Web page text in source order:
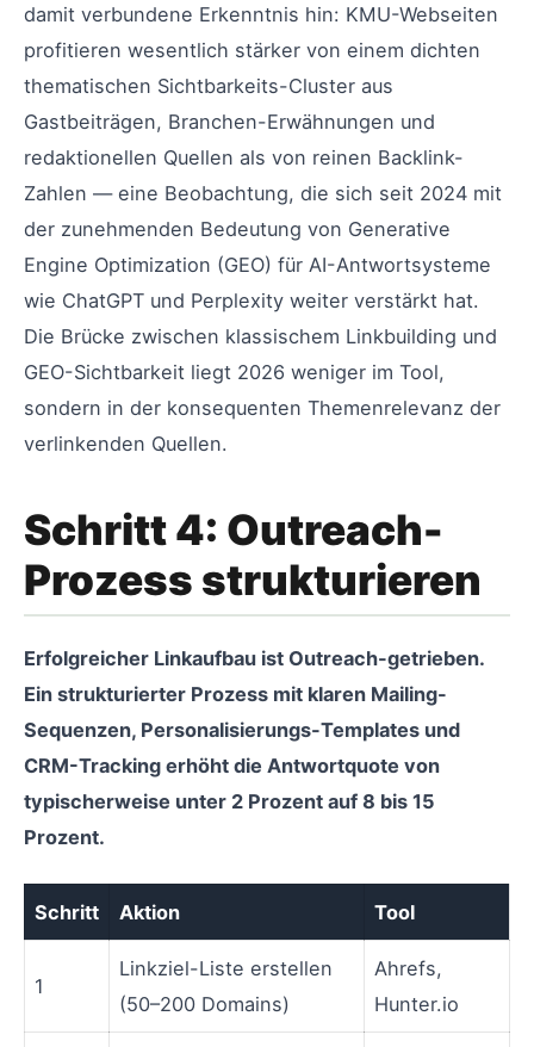
damit verbundene Erkenntnis hin: KMU-Webseiten
profitieren wesentlich stärker von einem dichten
thematischen Sichtbarkeits-Cluster aus
Gastbeiträgen, Branchen-Erwähnungen und
redaktionellen Quellen als von reinen Backlink-
Zahlen — eine Beobachtung, die sich seit 2024 mit
der zunehmenden Bedeutung von Generative
Engine Optimization (GEO) für AI-Antwortsysteme
wie ChatGPT und Perplexity weiter verstärkt hat.
Die Brücke zwischen klassischem Linkbuilding und
GEO-Sichtbarkeit liegt 2026 weniger im Tool,
sondern in der konsequenten Themenrelevanz der
verlinkenden Quellen.
Schritt 4: Outreach-
Prozess strukturieren
Erfolgreicher Linkaufbau ist Outreach-getrieben.
Ein strukturierter Prozess mit klaren Mailing-
Sequenzen, Personalisierungs-Templates und
CRM-Tracking erhöht die Antwortquote von
typischerweise unter 2 Prozent auf 8 bis 15
Prozent.
Schritt Aktion Tool
1
Linkziel-Liste erstellen
(50–200 Domains)
Ahrefs,
Hunter.io